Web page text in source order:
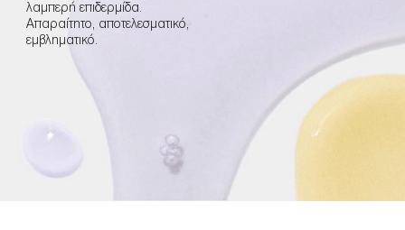
λαμπερή επιδερμίδα.
Απαραίτητο, αποτελεσματικό,
εμβληματικό.